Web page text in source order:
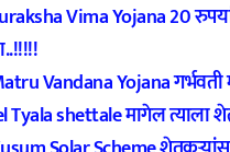
Vima Yojana 20
Vandana Yojana गर्भवती
Tyala shettale मागेल त्याला